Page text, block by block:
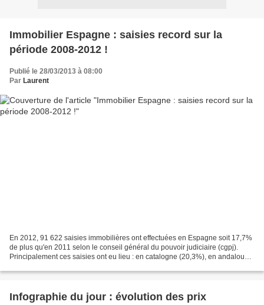
Immobilier Espagne : saisies record sur la
période 2008-2012 !
Publié le 28/03/2013 à 08:00
Par Laurent
En 2012, 91 622 saisies immobilières ont effectuées en Espagne soit 17,7%
de plus qu'en 2011 selon le conseil général du pouvoir judiciaire (cgpj).
Principalement ces saisies ont eu lieu : en catalogne (20,3%), en andalousie
Infographie du jour : évolution des prix